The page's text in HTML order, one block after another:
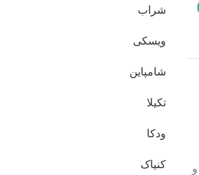
و
شراب
ویسکی
شامپاین
تکیلا
ودکا
کنیاک